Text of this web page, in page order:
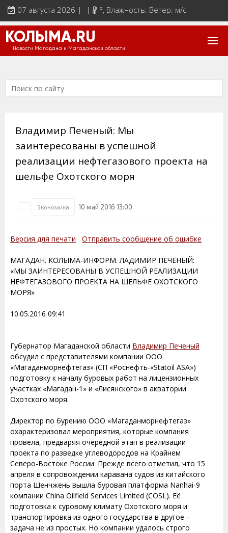
07 августа 2026 | | °, Влажность: Ветер: м/с
КОЛЫМА.RU
Новости Магадана и Магаданской области
Владимир Печеный: Мы
заинтересованы в успешной
реализации нефтегазового проекта на
шельфе Охотского моря
Экономика 10 май 2016 13:00
Версия для печати Отправить сообщение об ошибке
МАГАДАН. КОЛЫМА-ИНФОРМ. ЛАДИМИР ПЕЧЕНЫЙ:
«МЫ ЗАИНТЕРЕСОВАНЫ В УСПЕШНОЙ РЕАЛИЗАЦИИ
НЕФТЕГАЗОВОГО ПРОЕКТА НА ШЕЛЬФЕ ОХОТСКОГО
МОРЯ»
10.05.2016 09:41
Губернатор Магаданской области Владимир Печеный
обсудил с представителями компании ООО
«Магаданморнефтегаз» (СП «Роснефть-«Statoil ASA»)
подготовку к началу буровых работ на лицензионных
участках «Магадан-1» и «Лисянского» в акватории
Охотского моря.
Директор по бурению ООО «Магаданморнефтегаз»
охарактеризовал мероприятия, которые компания
провела, предваряя очередной этап в реализации
проекта по разведке углеводородов на Крайнем
Северо-Востоке России. Прежде всего отметил, что 15
апреля в сопровождении каравана судов из китайского
порта Шенчжень вышла буровая платформа Nanhai-9
компании China Oilfield Services Limited (COSL). Её
подготовка к суровому климату Охотского моря и
транспортировка из одного государства в другое –
задача не из простых. Но компании удалось строго